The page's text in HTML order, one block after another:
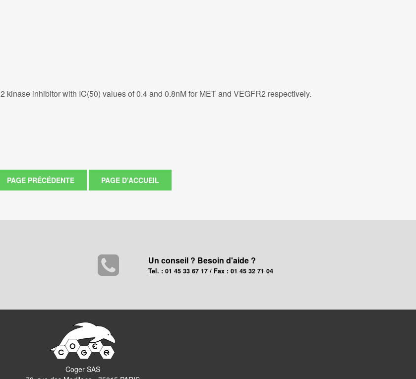
kinase inhibitor with IC(50) values of 0.4 and 0.8nM for MET and VEGFR2 respectively.
Un conseil ? Besoin d'aide ?
Tel. : 01 45 33 67 17 / Fax : 01 45 32 71 04
Coger SAS